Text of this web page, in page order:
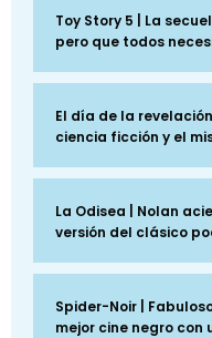
Toy Story 5 | La
pero que todos
El día de la
ciencia ficción y el
La Odisea | Nolan
versión del clásico
Spider-Noir |
mejor cine negro